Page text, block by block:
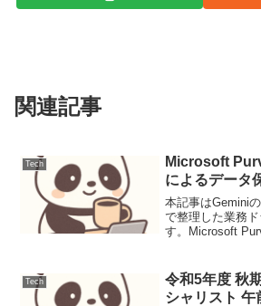
関連記事
Tech
Microsoft
によるデータ
本記事はGemini
で整理した業務
す。Microsoft
って重大なリス
Tech
令和5年度 秋
シャリスト